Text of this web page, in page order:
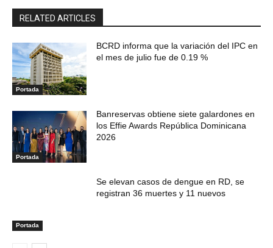
RELATED ARTICLES
Portada
BCRD informa que la variación del IPC en
el mes de julio fue de 0.19 %
Portada
Banreservas obtiene siete galardones en
los Effie Awards República Dominicana
2026
Portada
Se elevan casos de dengue en RD, se
registran 36 muertes y 11 nuevos